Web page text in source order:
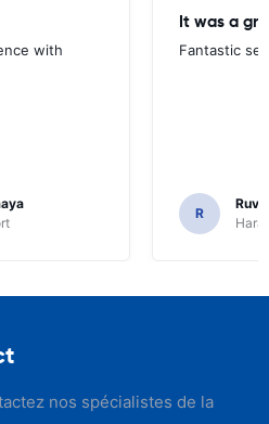
with
Fantastic
R
nos spécialistes de la